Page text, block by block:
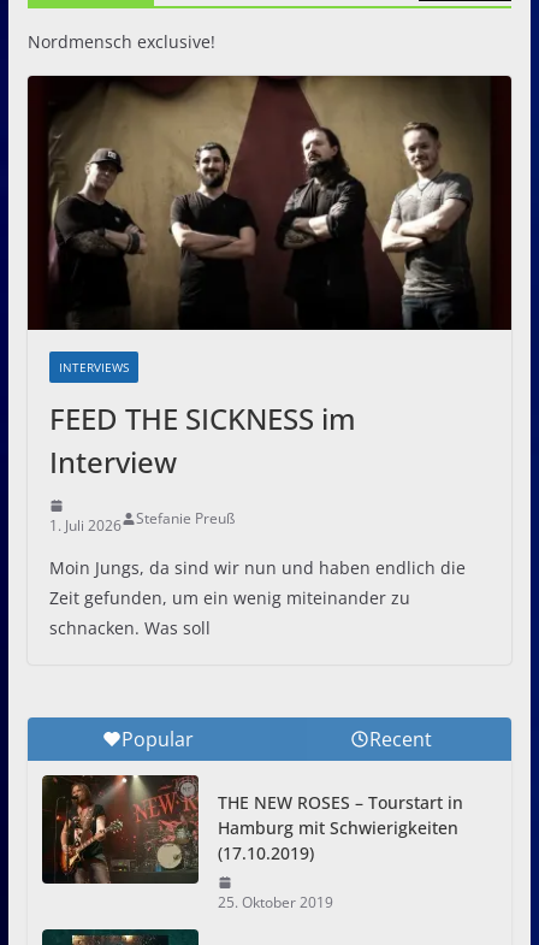
Nordmensch exclusive!
INTERVIEWS
FEED THE SICKNESS im
Interview
1. Juli 2026 Stefanie Preuß
Moin Jungs, da sind wir nun und haben endlich die
Zeit gefunden, um ein wenig miteinander zu
schnacken. Was soll
Popular Recent
THE NEW ROSES – Tourstart in
Hamburg mit Schwierigkeiten
(17.10.2019)
25. Oktober 2019